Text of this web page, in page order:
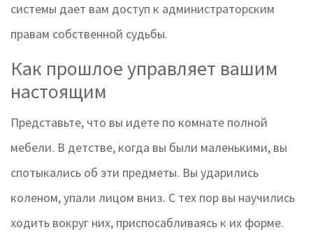
системы дает вам доступ к администраторским
правам собственной судьбы.
Как прошлое управляет вашим
настоящим
Представьте, что вы идете по комнате полной
мебели. В детстве, когда вы были маленькими, вы
спотыкались об эти предметы. Вы ударились
коленом, упали лицом вниз. С тех пор вы научились
ходить вокруг них, приспосабливаясь к их форме.